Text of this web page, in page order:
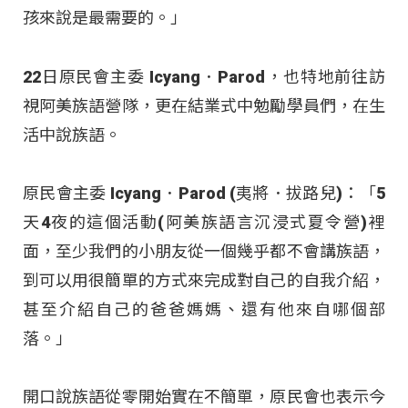
孩來說是最需要的。」
22日原民會主委 Icyang．Parod，也特地前往訪
視阿美族語營隊，更在結業式中勉勵學員們，在生
活中說族語。
原民會主委 Icyang．Parod (夷將．拔路兒)：「5
天4夜的這個活動(阿美族語言沉浸式夏令營)裡
面，至少我們的小朋友從一個幾乎都不會講族語，
到可以用很簡單的方式來完成對自己的自我介紹，
甚至介紹自己的爸爸媽媽、還有他來自哪個部
落。」
開口說族語從零開始實在不簡單，原民會也表示今